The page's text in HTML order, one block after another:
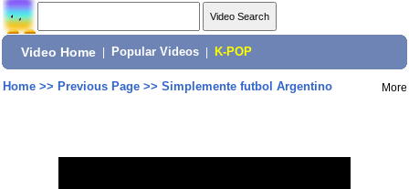
Video Home Popular Videos K-POP
Home>> Previous Page>> Simplemente futbol Argentino More